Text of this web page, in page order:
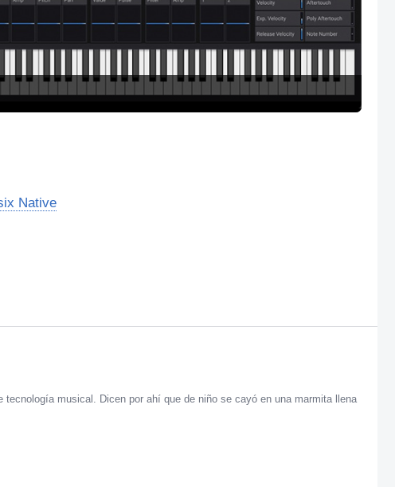
Native
tecnología musical. Dicen por ahí que de niño se cayó en una marmita llena